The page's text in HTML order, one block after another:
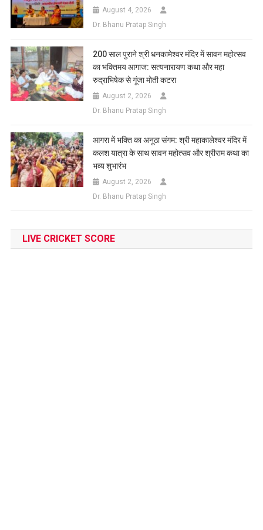
August 4, 2026
Dr. Bhanu Pratap Singh
200 साल पुराने श्री धनकामेश्वर मंदिर में सावन महोत्सव
का भक्तिमय आगाज: सत्यनारायण कथा और महा
रुद्राभिषेक से गूंजा मोती कटरा
August 2, 2026
Dr. Bhanu Pratap Singh
आगरा में भक्ति का अनूठा संगम: श्री महाकालेश्वर मंदिर में
कलश यात्रा के साथ सावन महोत्सव और श्रीराम कथा का
भव्य शुभारंभ
August 2, 2026
Dr. Bhanu Pratap Singh
LIVE CRICKET SCORE